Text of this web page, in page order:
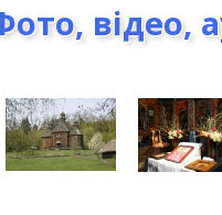
відео,